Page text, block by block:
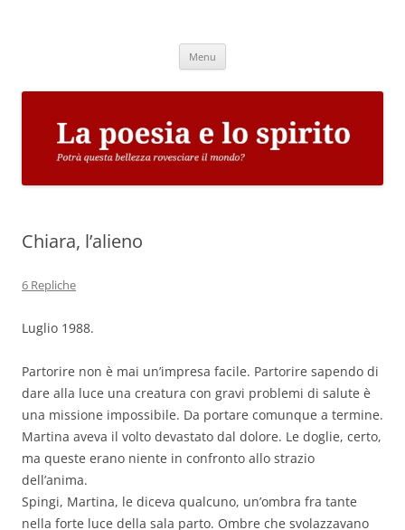
Menu
Chiara, l’alieno
6 Repliche
Luglio 1988.
Partorire non è mai un’impresa facile. Partorire sapendo di
dare alla luce una creatura con gravi problemi di salute è
una missione impossibile. Da portare comunque a termine.
Martina aveva il volto devastato dal dolore. Le doglie, certo,
ma queste erano niente in confronto allo strazio
dell’anima.
Spingi, Martina, le diceva qualcuno, un’ombra fra tante
nella forte luce della sala parto. Ombre che svolazzavano